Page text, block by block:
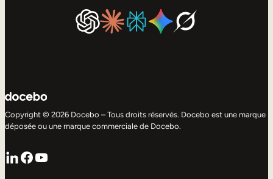
Copyright © 2026 Docebo – Tous droits réservés. Docebo est une marque
déposée ou une marque commerciale de Docebo.
LinkedIn
Facebook
YouTube